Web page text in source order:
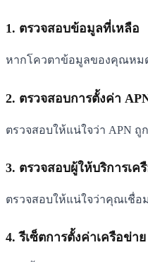
1. ตรวจสอบข้อมูลที่เหลือ
หากโควตาข้อมูลของคุณหมด
2. ตรวจสอบการตั้งค่า
ตรวจสอบให้แน่ใจว่า APN
3. ตรวจสอบผู้ให้บริการเค
ตรวจสอบให้แน่ใจว่าคุณเชื่
4. รีเซ็ตการตั้งค่าเครือข่าย